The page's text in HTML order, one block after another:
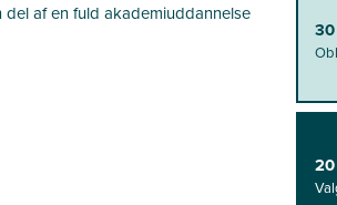
af en fuld akademiuddannelse
30
20